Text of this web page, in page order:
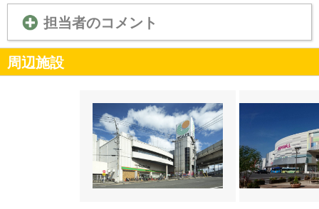
担当者のコメント
周辺施設